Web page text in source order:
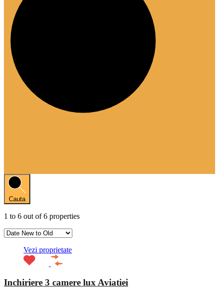
Cauta
1 to 6 out of6 properties
Vezi proprietate
Inchiriere 3 camere lux Aviatiei